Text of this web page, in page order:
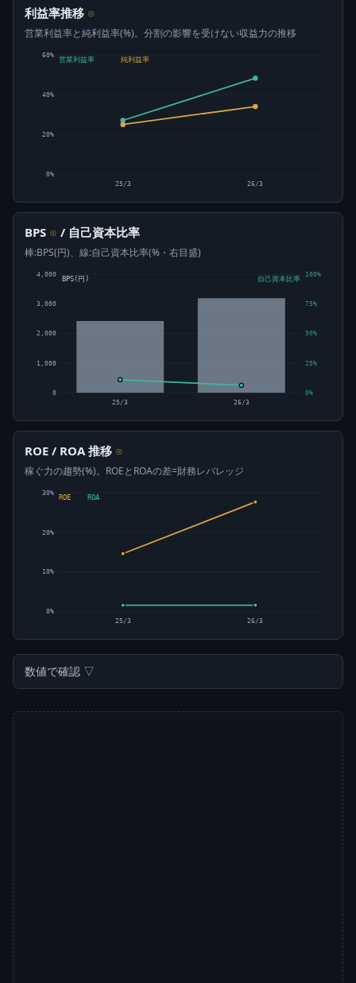
利益率推移 ⊙
営業利益率と純利益率(%)。分割の影響を受けない収益力の推移
0%
20%
40%
60%
営業利益率 純利益率
25/3 26/3
BPS ⊙ / 自己資本比率
棒:BPS(円)、線:自己資本比率(%・右目盛)
0
1,000
2,000
3,000
4,000
0%
25%
50%
75%
100%
25/3 26/3
BPS(円) 自己資本比率
ROE / ROA 推移 ⊙
稼ぐ力の趨勢(%)。ROEとROAの差=財務レバレッジ
0%
10%
20%
30%
ROE ROA
25/3 26/3
数値で確認 ▽